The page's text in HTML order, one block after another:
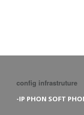
config infrastruture
-IP PHON SOFT